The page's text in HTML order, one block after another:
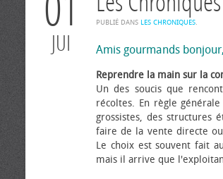
JUI
PUBLIÉ DANS LES CHRONIQUES.
Amis gourmands bonjour,
Reprendre la main sur la
Un des soucis que
récoltes. En règle
grossistes, des structures
faire de la vente directe
Le choix est souvent fait
mais il arrive que